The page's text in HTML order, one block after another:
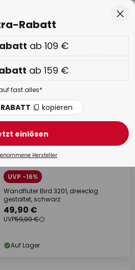
01D 03H 52M 16S
& 13% ab 159 €auf fast alles
kopieren
Bis zu -70%
Wandfluter
Filter1
UVP -16%
Wandfluter Bird 3201, dreieckig
gestaltet, schwarz
49,90 €
UVP59,90 €
Auf Lager
Rabatt
ab 109 €
ab 159 €
fast alles*
RABATT kopieren
einlösen
Hersteller